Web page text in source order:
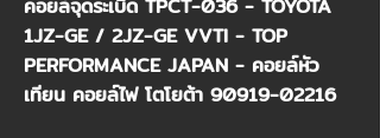
คอยล์จุดระเบิด TPCT-036 - TOYOTA
1JZ-GE / 2JZ-GE VVTI - TOP
PERFORMANCE JAPAN - คอยล์หัว
เทียน คอยล์ไฟ โตโยต้า 90919-02216